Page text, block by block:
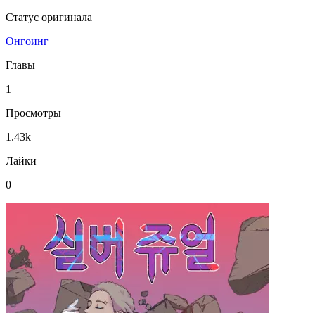
Статус оригинала
Онгоинг
Главы
1
Просмотры
1.43k
Лайки
0